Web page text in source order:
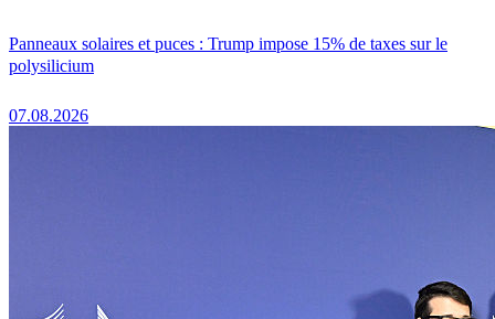
Panneaux solaires et puces : Trump impose 15% de taxes sur le
polysilicium
07.08.2026